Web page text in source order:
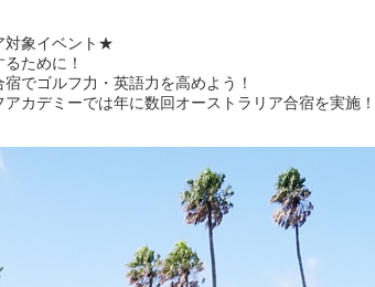
対象イベント★
ために！
ゴルフ力・英語力を高めよう！
デミーでは年に数回オーストラリア合宿を実施！